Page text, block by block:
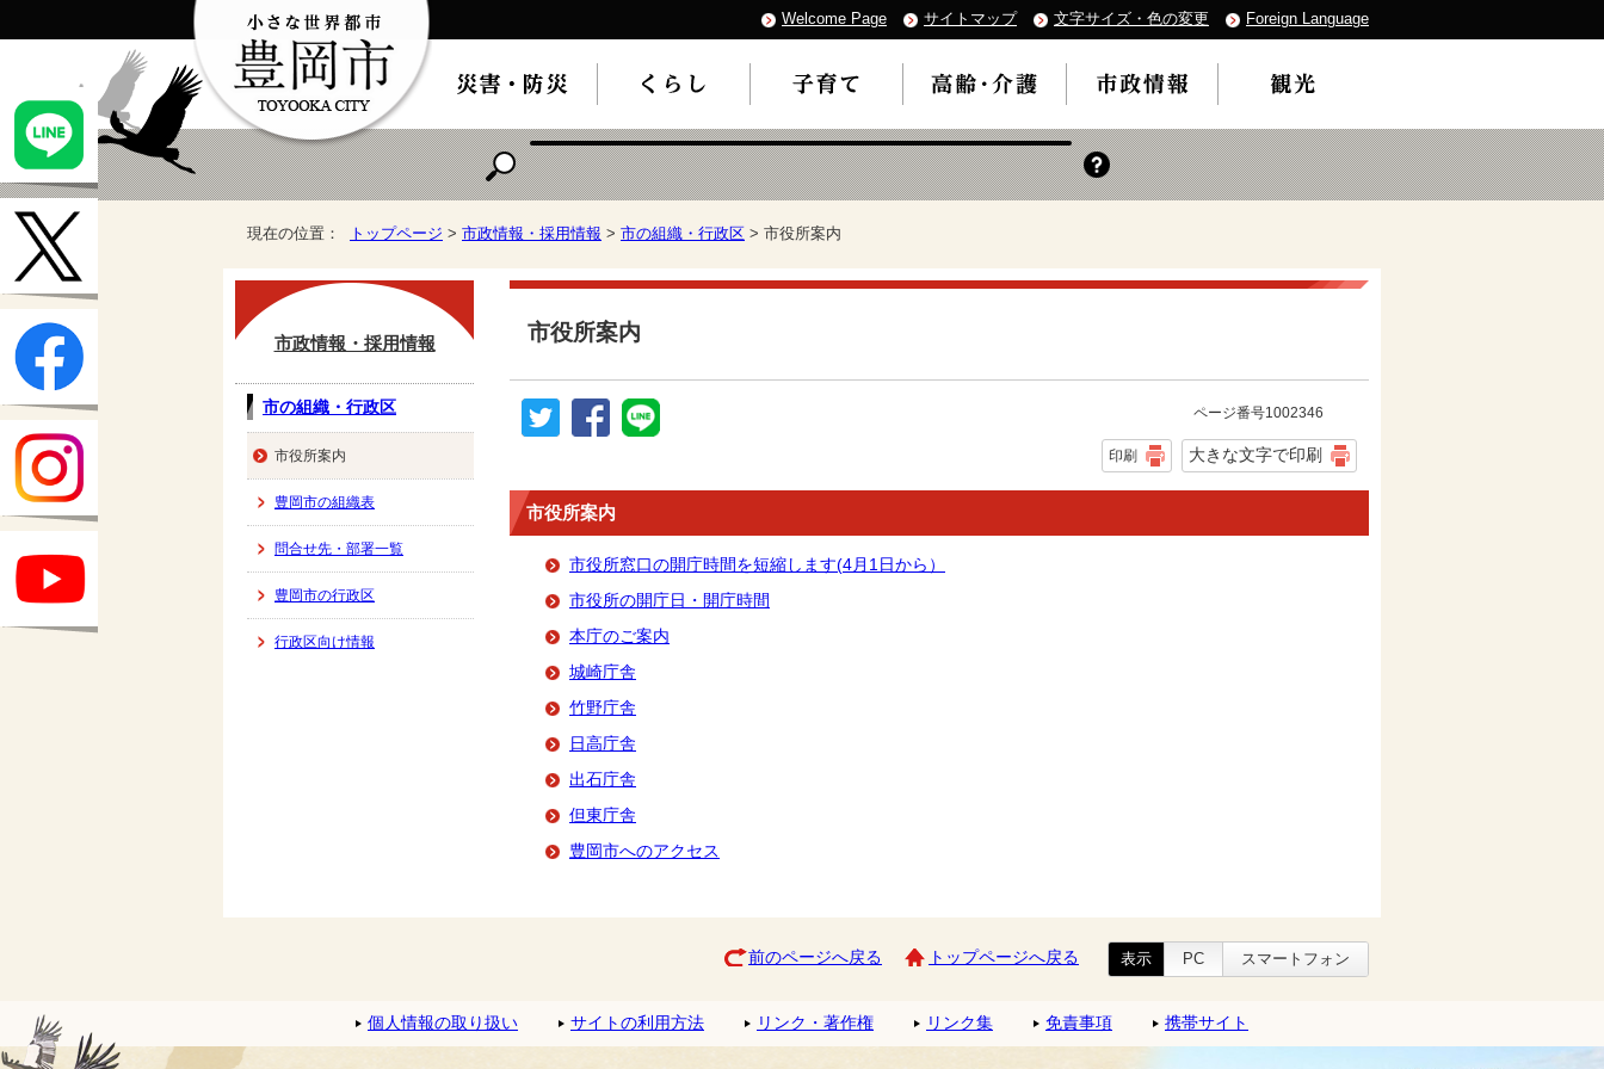
Welcome Page サイトマップ 文字サイズ・色の変更 Foreign Language
現在の位置： トップページ > 市政情報・採用情報 > 市の組織・行政区 > 市役所案内
市役所案内
ページ番号1002346
印刷 大きな文字で印刷
市役所案内
市役所窓口の開庁時間を短縮します(4月1日から）
市役所の開庁日・開庁時間
本庁のご案内
城崎庁舎
竹野庁舎
日高庁舎
出石庁舎
但東庁舎
豊岡市へのアクセス
市政情報・採用情報
市の組織・行政区
市役所案内
豊岡市の組織表
問合せ先・部署一覧
豊岡市の行政区
行政区向け情報
前のページへ戻る トップページへ戻る 表示 PC スマートフォン
個人情報の取り扱い サイトの利用方法 リンク・著作権 リンク集 免責事項 携帯サイト